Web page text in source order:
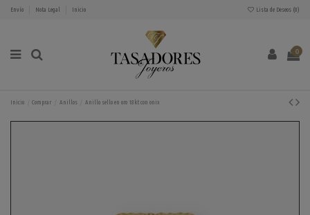
Envío Nota Legal Inicio Lista de Deseos (0)
0
Inicio Comprar Anillos Anillo sello en oro 18kt con onix